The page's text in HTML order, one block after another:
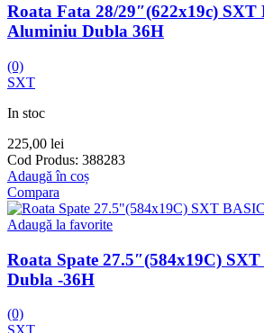
Roata Fata 28/29″(622x19c)
Aluminiu Dubla 36H
(0)
SXT
In stoc
225,00 lei
Cod Produs: 388283
Adaugă în coș
Compara
Adaugă la favorite
Roata Spate 27.5″(584x19C)
Dubla -36H
(0)